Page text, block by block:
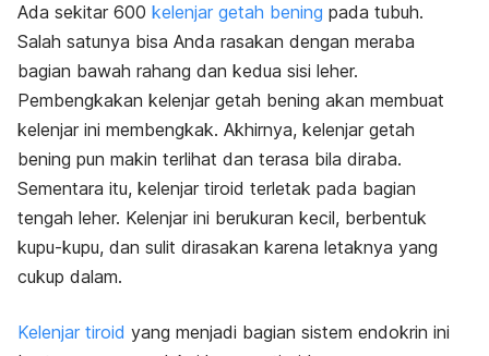
Ada sekitar 600 kelenjar getah bening pada tubuh.
Salah satunya bisa Anda rasakan dengan meraba
bagian bawah rahang dan kedua sisi leher.
Pembengkakan kelenjar getah bening akan membuat
kelenjar ini membengkak. Akhirnya, kelenjar getah
bening pun makin terlihat dan terasa bila diraba.
Sementara itu, kelenjar tiroid terletak pada bagian
tengah leher. Kelenjar ini berukuran kecil, berbentuk
kupu-kupu, dan sulit dirasakan karena letaknya yang
cukup dalam.
Kelenjar tiroid yang menjadi bagian sistem endokrin ini